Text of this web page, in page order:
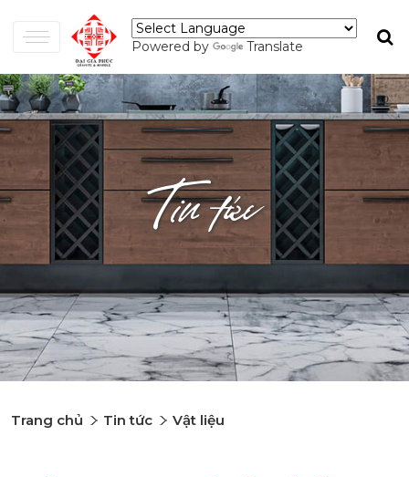
Powered by Translate
Tin tức
Trang chủ Tin tức Vật liệu